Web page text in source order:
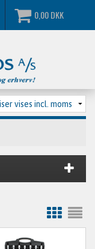
0,00DKK